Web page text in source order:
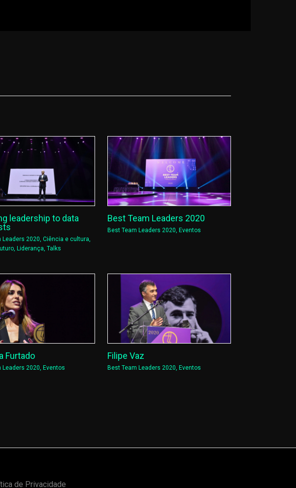
leadership to data
Leaders 2020, Ciência e cultura,
, Liderança, Talks
Best Team Leaders 2020
Best Team Leaders 2020, Eventos
Furtado
Leaders 2020, Eventos
Filipe Vaz
Best Team Leaders 2020, Eventos
de Privacidade